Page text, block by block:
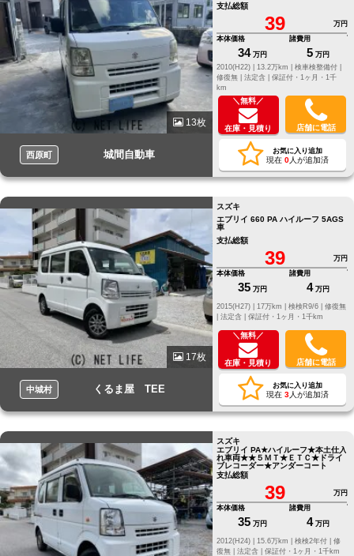
13枚
西原町 城間自動車
支払総額
39
万円
本体価格
34 万円
諸費用
5 万円
2010(H22) |
13.2万km |
検車検整備付 |
修復無 | 法定含 | 保証付・1ヶ月・1千
km
＼無料／
在庫・見積り 店舗に電話
お気に入り追加
現在 0人が追加済
17枚
中城村 くるま屋 TEE
スズキ
エブリイ 660 PA ハイルーフ 5AGS
車
支払総額
39
万円
本体価格
35 万円
諸費用
4 万円
修復無
法定含 | 保証付・1ヶ月・1千km
＼無料／
在庫・見積り 店舗に電話
お気に入り追加
現在 3人が追加済
スズキ
エブリイ PA★ハイルーフ★本土仕入
れ車両★★５ＭＴ★ＥＴＣ★ドライ
ブレコーダー★アンダーコート
支払総額
39
万円
本体価格
35 万円
諸費用
4 万円
修
復無 | 法定含 | 保証付・1ヶ月・1千km